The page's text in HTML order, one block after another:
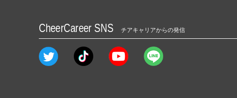
CheerCareer SNS チアキャリアからの発信